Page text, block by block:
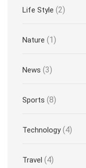
Life Style (2)
Nature (1)
News (3)
Sports (8)
Technology(4)
Travel (4)